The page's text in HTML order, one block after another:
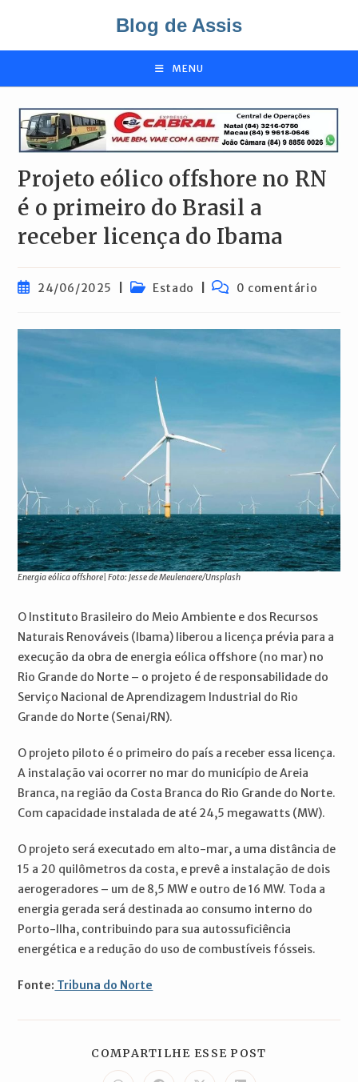
o
Blog de Assis
MENU
Projeto eólico offshore no RN
é o primeiro do Brasil a
receber licença do Ibama
Post24/06/2025
Categoria
Estado
Comentários
0 comentário
Energia eólica offshore| Foto: Jesse de Meulenaere/Unsplash
O Instituto Brasileiro do Meio Ambiente e dos Recursos
Naturais Renováveis (Ibama) liberou a licença prévia para a
execução da obra de energia eólica offshore (no mar) no
Rio Grande do Norte – o projeto é de responsabilidade do
Serviço Nacional de Aprendizagem Industrial do Rio
Grande do Norte (Senai/RN).
O projeto piloto é o primeiro do país a receber essa licença.
A instalação vai ocorrer no mar do município de Areia
Branca, na região da Costa Branca do Rio Grande do Norte.
Com capacidade instalada de até 24,5 megawatts (MW).
O projeto será executado em alto-mar, a uma distância de
15 a 20 quilômetros da costa, e prevê a instalação de dois
aerogeradores – um de 8,5 MW e outro de 16 MW. Toda a
energia gerada será destinada ao consumo interno do
Porto-Ilha, contribuindo para sua autossuficiência
energética e a redução do uso de combustíveis fósseis.
Fonte: Tribuna do Norte
COMPARTILHE ESSE POST